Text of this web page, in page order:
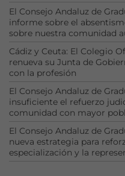
El Consejo Andaluz de
informe sobre el
sobre nuestra comunidad
Cádiz y Ceuta: El Colegio
renueva su Junta de
con la profesión
El Consejo Andaluz de
insuficiente el refuerzo
comunidad con mayor
El Consejo Andaluz de
nueva estrategia para
especialización y la